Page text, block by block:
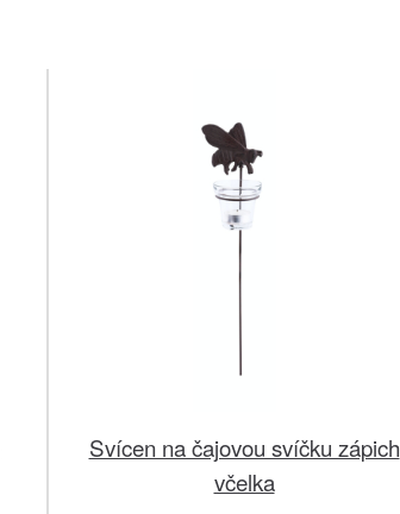
Svícen na čajovou svíčku zápich
včelka